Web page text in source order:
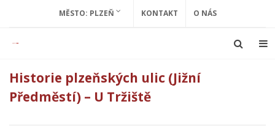
MĚSTO: PLZEŇ KONTAKT O NÁS
Historie plzeňských ulic (Jižní
Předměstí) – U Tržiště